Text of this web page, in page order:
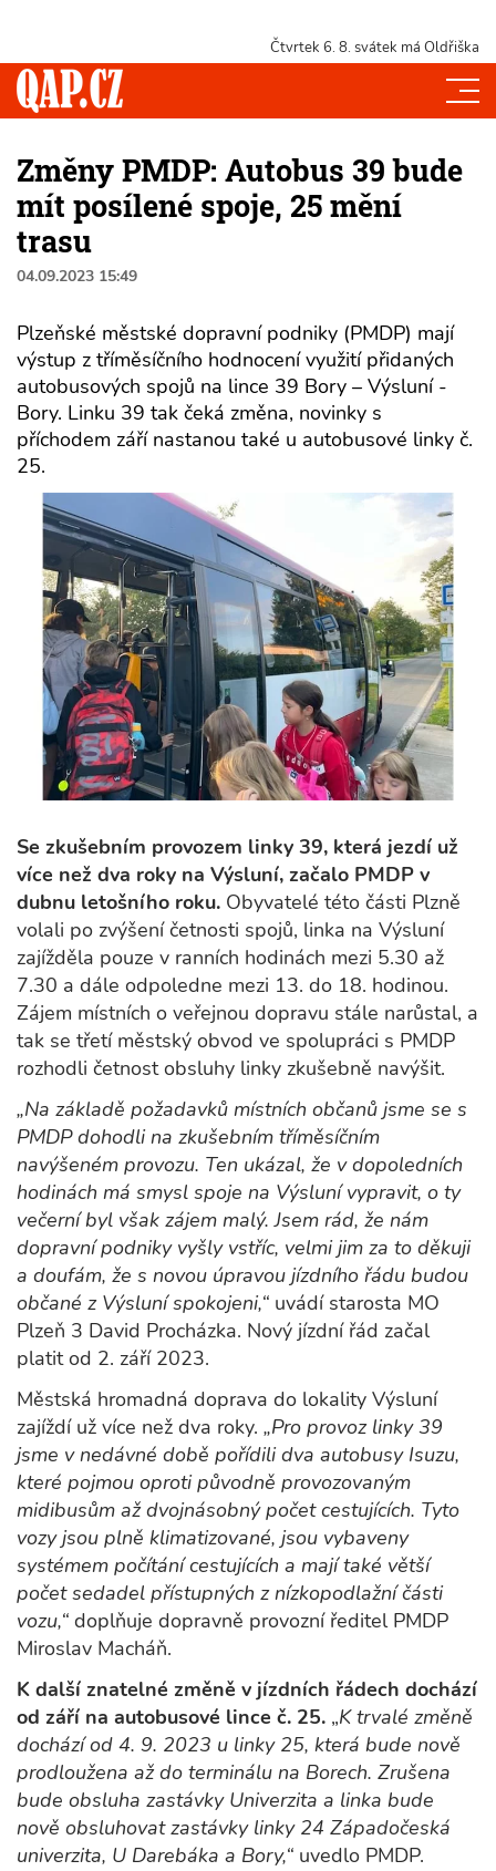
Čtvrtek 6. 8. svátek má Oldřiška
Změny PMDP: Autobus 39 bude
mít posílené spoje, 25 mění
trasu
04.09.2023 15:49
Plzeňské městské dopravní podniky (PMDP) mají
výstup z tříměsíčního hodnocení využití přidaných
autobusových spojů na lince 39 Bory – Výsluní -
Bory. Linku 39 tak čeká změna, novinky s
příchodem září nastanou také u autobusové linky č.
25.
Se zkušebním provozem linky 39, která jezdí už
více než dva roky na Výsluní, začalo PMDP v
dubnu letošního roku. Obyvatelé této části Plzně
volali po zvýšení četnosti spojů, linka na Výsluní
zajížděla pouze v ranních hodinách mezi 5.30 až
7.30 a dále odpoledne mezi 13. do 18. hodinou.
Zájem místních o veřejnou dopravu stále narůstal, a
tak se třetí městský obvod ve spolupráci s PMDP
rozhodli četnost obsluhy linky zkušebně navýšit.
„Na základě požadavků místních občanů jsme se s
PMDP dohodli na zkušebním tříměsíčním
navýšeném provozu. Ten ukázal, že v dopoledních
hodinách má smysl spoje na Výsluní vypravit, o ty
večerní byl však zájem malý. Jsem rád, že nám
dopravní podniky vyšly vstříc, velmi jim za to děkuji
a doufám, že s novou úpravou jízdního řádu budou
občané z Výsluní spokojeni,“ uvádí starosta MO
Plzeň 3 David Procházka. Nový jízdní řád začal
platit od 2. září 2023.
Městská hromadná doprava do lokality Výsluní
zajíždí už více než dva roky. „Pro provoz linky 39
jsme v nedávné době pořídili dva autobusy Isuzu,
které pojmou oproti původně provozovaným
midibusům až dvojnásobný počet cestujících. Tyto
vozy jsou plně klimatizované, jsou vybaveny
systémem počítání cestujících a mají také větší
počet sedadel přístupných z nízkopodlažní části
vozu,“ doplňuje dopravně provozní ředitel PMDP
Miroslav Macháň.
K další znatelné změně v jízdních řádech dochází
od září na autobusové lince č. 25. „K trvalé změně
dochází od 4. 9. 2023 u linky 25, která bude nově
prodloužena až do terminálu na Borech. Zrušena
bude obsluha zastávky Univerzita a linka bude
nově obsluhovat zastávky linky 24 Západočeská
univerzita, U Darebáka a Bory,“ uvedlo PMDP.